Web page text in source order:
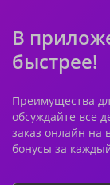
В
быстрее!
Преимущества
обсуждайте все
заказ онлайн на
бонусы за